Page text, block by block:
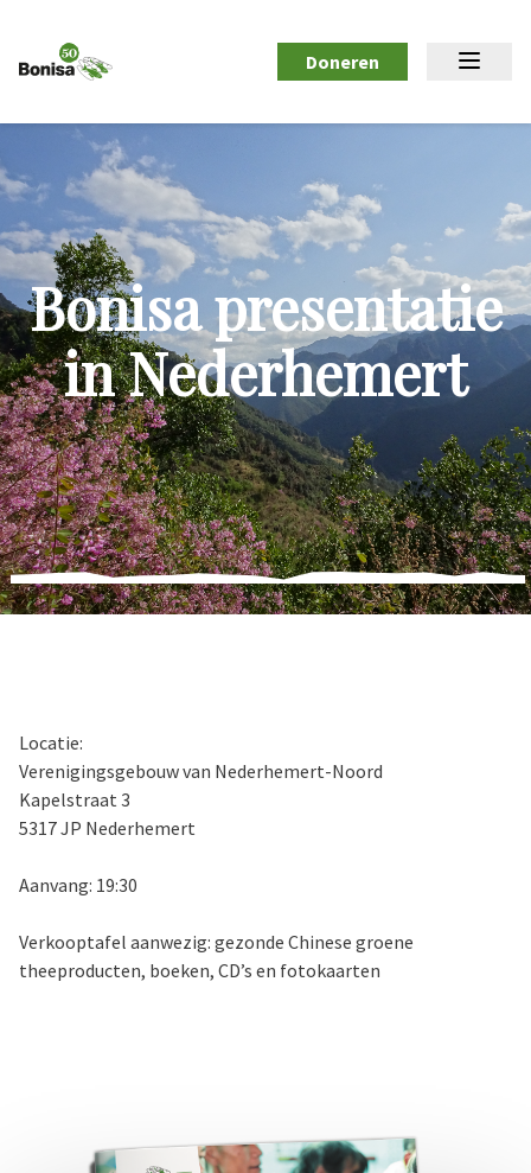
Doneren
Bonisa presentatie
in Nederhemert
Locatie:
Verenigingsgebouw van Nederhemert-Noord
Kapelstraat 3
5317 JP Nederhemert
Aanvang: 19:30
Verkooptafel aanwezig: gezonde Chinese groene
theeproducten, boeken, CD’s en fotokaarten